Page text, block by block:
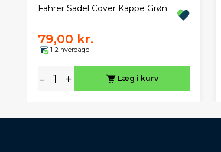
Fahrer Sadel Cover Kappe Grøn
79,00 kr.
1-2 hverdage
- + Læg i kurv